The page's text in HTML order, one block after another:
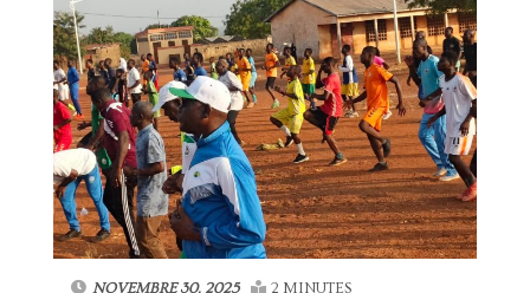
NOVEMBRE 30, 2025 2 MINUTES